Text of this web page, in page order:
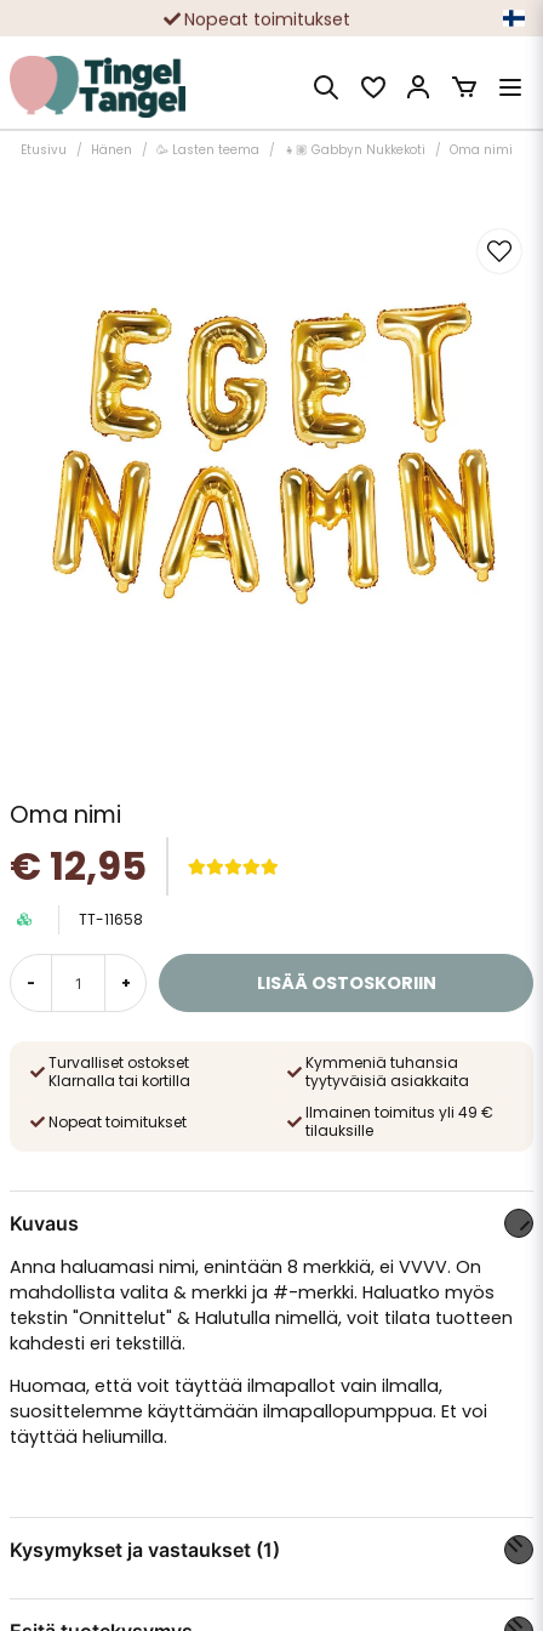
Nopeat toimitukset
Ilmainen toimitus yli 49 € tilauksille
Etusivu Hänen 🥳 Lasten teema 👧🏽 Gabbyn Nukkekoti Oma nimi
Oma nimi
€ 12,95
TT-11658
- + LISÄÄ OSTOSKORIIN
Turvalliset ostokset
Klarnalla tai kortilla
Kymmeniä tuhansia
tyytyväisiä asiakkaita
Nopeat toimitukset
Ilmainen toimitus yli 49 €
tilauksille
Kuvaus
Anna haluamasi nimi, enintään 8 merkkiä, ei VVVV. On
mahdollista valita & merkki ja #-merkki. Haluatko myös
tekstin "Onnittelut" & Halutulla nimellä, voit tilata tuotteen
kahdesti eri tekstillä.
Huomaa, että voit täyttää ilmapallot vain ilmalla,
suosittelemme käyttämään ilmapallopumppua. Et voi
täyttää heliumilla.
Kysymykset ja vastaukset (1)